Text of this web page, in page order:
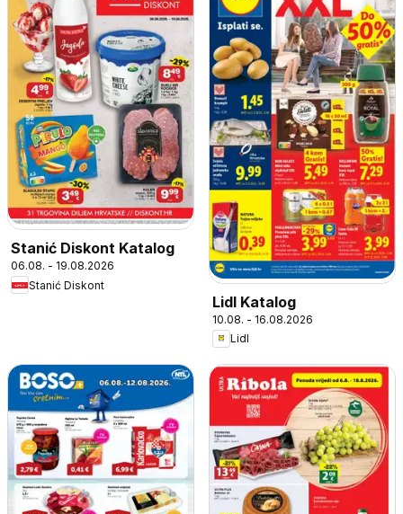
Stanić Diskont Katalog
06.08. - 19.08.2026
Stanić Diskont
Lidl Katalog
10.08. - 16.08.2026
Lidl